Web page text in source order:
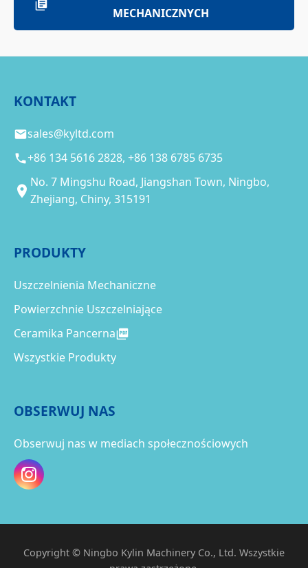
MECHANICZNYCH
KONTAKT
sales@kyltd.com
+86 134 5616 2828, +86 138 6785 6735
No. 7 Mingshu Road, Jiangshan Town, Ningbo,
Zhejiang, Chiny, 315191
PRODUKTY
Uszczelnienia Mechaniczne
Powierzchnie Uszczelniające
Ceramika Pancerna
Wszystkie Produkty
OBSERWUJ NAS
Obserwuj nas w mediach społecznościowych
Copyright © Ningbo Kylin Machinery Co., Ltd. Wszystkie